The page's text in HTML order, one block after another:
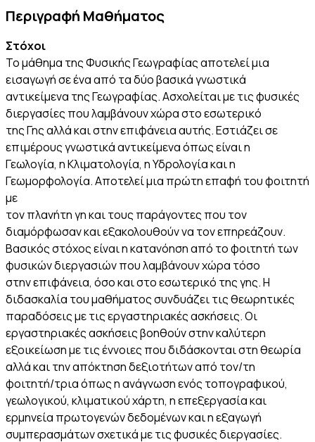
Περιγραφή Μαθήματος
Στόχοι
Το μάθημα της Φυσικής Γεωγραφίας αποτελεί μια
εισαγωγή σε ένα από τα δύο βασικά γνωστικά
αντικείμενα της Γεωγραφίας. Ασχολείται με τις φυσικές
διεργασίες που λαμβάνουν χώρα στο εσωτερικό
της Γης αλλά και στην επιφάνεια αυτής. Εστιάζει σε
επιμέρους γνωστικά αντικείμενα όπως είναι η
Γεωλογία, η Κλιματολογία, η Υδρολογία και η
Γεωμορφολογία. Αποτελεί μια πρώτη επαφή του φοιτητή
με
τον πλανήτη γη και τους παράγοντες που τον
διαμόρφωσαν και εξακολουθούν να τον επηρεάζουν.
Βασικός στόχος είναι η κατανόηση από το φοιτητή των
φυσικών διεργασιών που λαμβάνουν χώρα τόσο
στην επιφάνεια, όσο και στο εσωτερικό της γης. Η
διδασκαλία του μαθήματος συνδυάζει τις θεωρητικές
παραδόσεις με τις εργαστηριακές ασκήσεις. Οι
εργαστηριακές ασκήσεις βοηθούν στην καλύτερη
εξοικείωση με τις έννοιες που διδάσκονται στη θεωρία
αλλά και την απόκτηση δεξιοτήτων από τον/τη
φοιτητή/τρια όπως η ανάγνωση ενός τοπογραφικού,
γεωλογικού, κλιματικού χάρτη, η επεξεργασία και
ερμηνεία πρωτογενών δεδομένων και η εξαγωγή
συμπερασμάτων σχετικά με τις φυσικές διεργασίες.